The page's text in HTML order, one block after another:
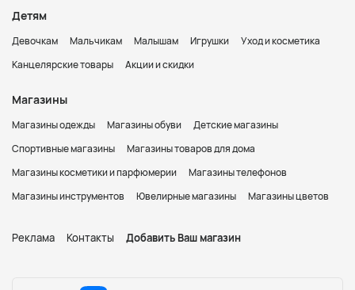
Детям
Девочкам Мальчикам Малышам Игрушки
Уход и косметика
Канцелярские товары
Акции и скидки
Магазины
Магазины одежды Магазины обуви
Детские магазины
Спортивные магазины
Магазины товаров для дома
Магазины косметики и парфюмерии
Магазины телефонов
Магазины инструментов
Ювелирные магазины Магазины цветов
Реклама Контакты Добавить Ваш магазин